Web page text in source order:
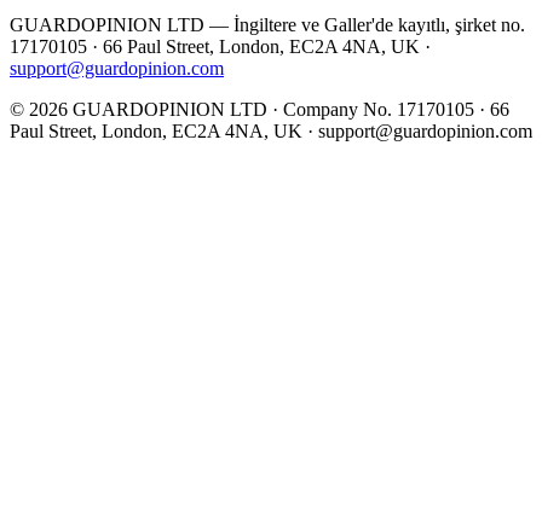
GUARDOPINION LTD — İngiltere ve Galler'de kayıtlı, şirket no.
17170105 · 66 Paul Street, London, EC2A 4NA, UK ·
support@guardopinion.com
© 2026 GUARDOPINION LTD · Company No. 17170105 · 66
Paul Street, London, EC2A 4NA, UK · support@guardopinion.com